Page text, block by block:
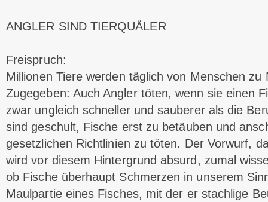
ANGLER SIND TIERQUÄLER
Freispruch:
Millionen Tiere werden täglich von Menschen
Zugegeben: Auch Angler töten, wenn sie einen
zwar ungleich schneller und sauberer als die
sind geschult, Fische erst zu betäuben und
gesetzlichen Richtlinien zu töten. Der Vorwurf,
wird vor diesem Hintergrund absurd, zumal
ob Fische überhaupt Schmerzen in unserem
Maulpartie eines Fisches, mit der er stachlige